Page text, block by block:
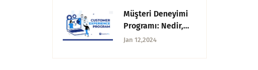
İpuçları
Müşteri Deneyimi
Programı: Nedir,
Stratejiler ve Daha
Jan 12,2024